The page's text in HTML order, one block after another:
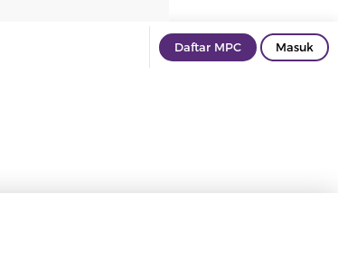
Daftar MPC Masuk